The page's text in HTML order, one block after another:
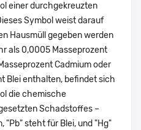
einer durchgekreuzten
Symbol weist darauf
Hausmüll gegeben werden
als 0,0005 Masseprozent
Cadmium oder
Blei enthalten, befindet sich
die chemische
Schadstoffes –
"Pb" steht für Blei, und "Hg"